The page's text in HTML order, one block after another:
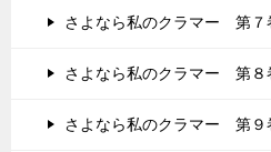
さよなら私のクラマー 第
さよなら私のクラマー 第
さよなら私のクラマー 第